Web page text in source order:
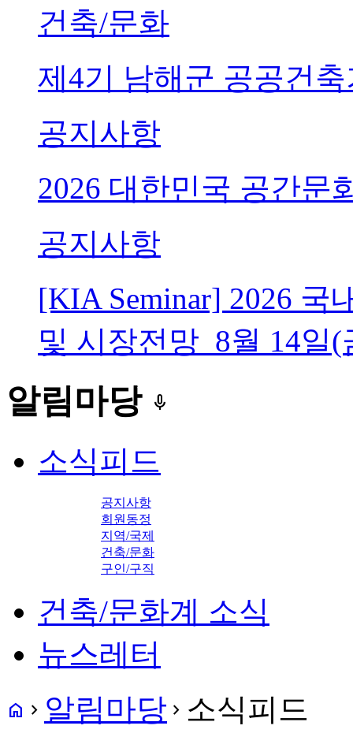
건축/문화
제4기 남해군 공공건
공지사항
2026 대한민국 공간문
공지사항
[KIA Seminar] 2026 국
및 시장전망_8월 14일(
알림마당 keyboard_voice
소식피드
공지사항
회원동정
지역/국제
건축/문화
구인/구직
건축/문화계 소식
뉴스레터
home navigate_next 알림마당 navigate_next 소식피드